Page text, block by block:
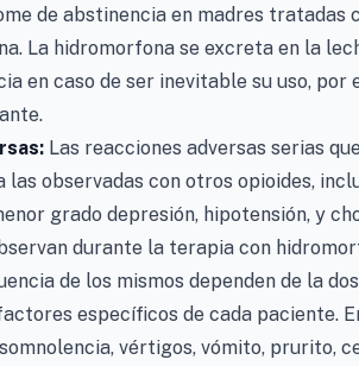
de abstinencia en madres tratadas
La hidromorfona se excreta en la
en caso de ser inevitable su uso, por
Las reacciones adversas serias
las observadas con otros opioides,
grado depresión, hipotensión, y
durante la terapia con
de los mismos dependen de la
específicos de cada paciente.
vértigos, vómito, prurito,